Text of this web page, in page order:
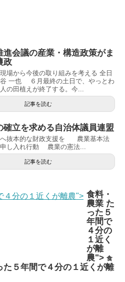
進会議の産業・構造政策がま
政
場から今後の取り組みを考える 全日
一也 ６月最終の土日で、やっとわ
の田植えが終了する。今...
記事を読む
確立を求める自治体議員連盟
へ抜本的な財政支援を 農業基本法
し入れ行動 農業の憲法...
記事を読む
４分の１近くが離農"> 食料・
農業 た
った５
年間で
４分の
１近く
が離
農"> 食
た５年間で４分の１近くが離